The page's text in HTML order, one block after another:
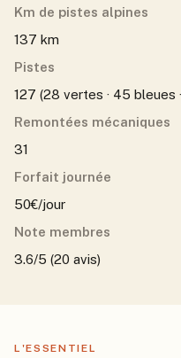
Km de pistes alpines
137 km
Pistes
127 (28 vertes · 45 bleues
Remontées mécaniques
31
Forfait journée
50€/jour
Note membres
3.6/5 (20 avis)
L'ESSENTIEL